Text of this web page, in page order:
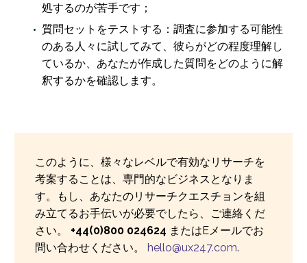
処するのが苦手です；
質問セットをテストする：調査に参加する可能性
のある人々に試してみて、彼らがどの程度理解し
ているか、あなたが作成した質問をどのように解
釈するかを確認します。
このように、様々なレベルで有効なリサーチを
考案することは、専門的なビジネスとなりま
す。もし、あなたのリサーチクエスチョンを組
み立てるお手伝いが必要でしたら、ご連絡くだ
さい。 +44(0)800 024624 またはEメールでお
問い合わせください。 hello@ux247.com.